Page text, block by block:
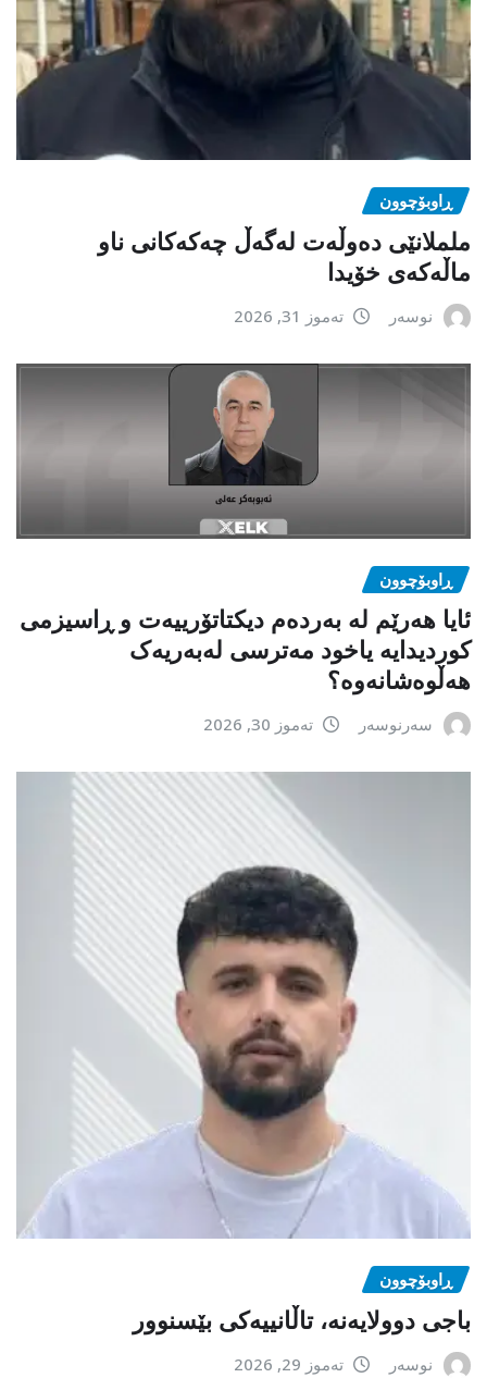
ڕاوبۆچوون
ململانێی دەوڵەت لەگەڵ چەکەکانی ناو
ماڵەکەی خۆیدا
نوسەر تەموز 31, 2026
ڕاوبۆچوون
ئایا هەرێم لە بەردەم دیکتاتۆرییەت و ڕاسیزمی
کوردیدایە یاخود مەترسی لەبەریەک
هەڵوەشانەوە؟
سەرنوسەر تەموز 30, 2026
ڕاوبۆچوون
باجی دوولایەنە، تاڵانییەکی بێسنوور
نوسەر تەموز 29, 2026